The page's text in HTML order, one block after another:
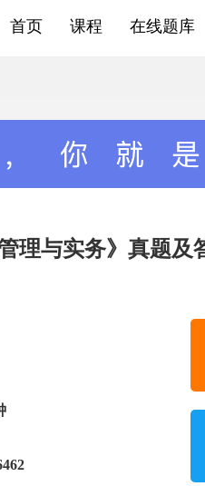
在线题库
课程
首页
理与实务》真题及